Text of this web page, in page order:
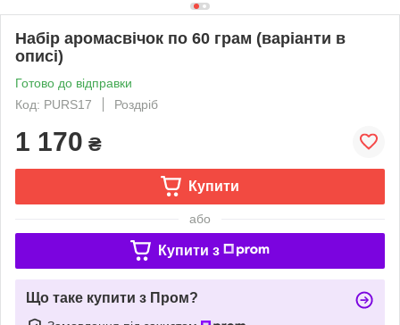
Набір аромасвічок по 60 грам (варіанти в
описі)
Готово до відправки
Код: PURS17
Роздріб
1 170 ₴
Купити
або
Купити з
Що таке купити з Пром?